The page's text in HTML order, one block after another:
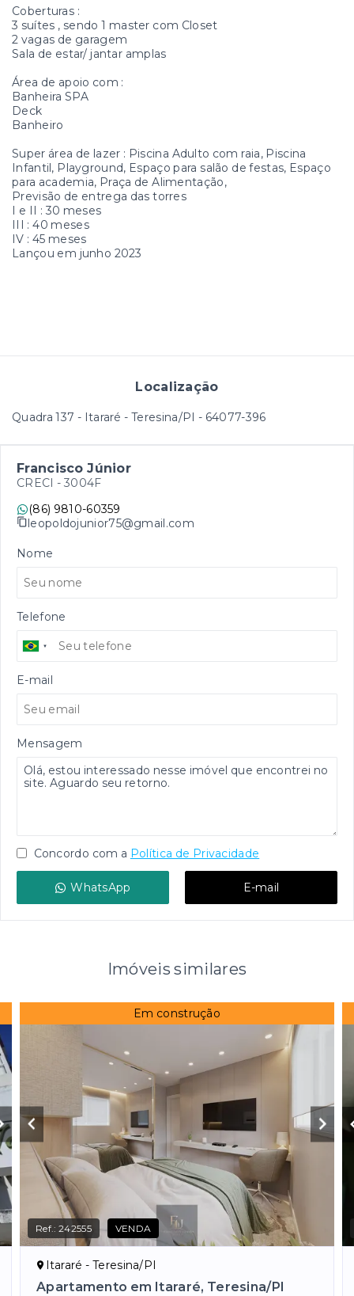
Coberturas :
3 suítes , sendo 1 master com Closet
2 vagas de garagem
Sala de estar/ jantar amplas
Área de apoio com :
Banheira SPA
Deck
Banheiro
Super área de lazer : Piscina Adulto com raia, Piscina
Infantil, Playground, Espaço para salão de festas, Espaço
para academia, Praça de Alimentação,
Previsão de entrega das torres
I e II : 30 meses
III : 40 meses
IV : 45 meses
Lançou em junho 2023
Localização
Quadra 137 - Itararé - Teresina/PI - 64077-396
Francisco Júnior
CRECI - 3004F
(86) 9810-60359
leopoldojunior75@gmail.com
Nome
Telefone
E-mail
Mensagem
Concordo com a Política de Privacidade
WhatsApp E-mail
Imóveis similares
Em construção
Ref.:242555 VENDA
Itararé - Teresina/PI
Apartamento em Itararé, Teresina/PI